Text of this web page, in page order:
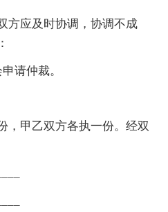
应及时协调，协调不成
请仲裁。
甲乙双方各执一份。经双